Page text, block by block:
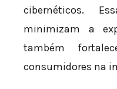
cibernéticos.
minimizam a
também
consumidores na